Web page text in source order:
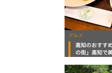
グルメ
高知のおすす
の街」高知で